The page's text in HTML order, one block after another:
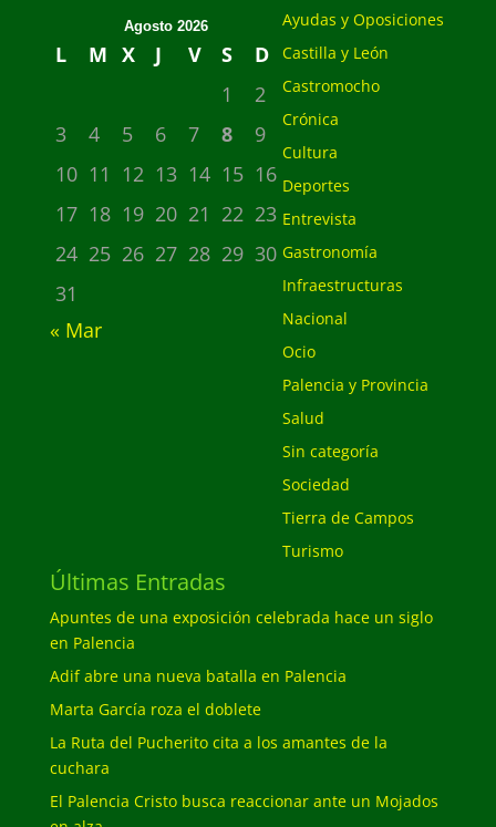
Agosto 2026
L M X J V S
D
1
2
3
4 5 6 7 8
9
10 11 12 13 14 15 16
17 18 19 20 21 22 23
24 25 26 27 28 29 30
31
« Mar
Ayudas y Oposiciones
Castilla y León
Castromocho
Crónica
Cultura
Deportes
Entrevista
Gastronomía
Infraestructuras
Nacional
Ocio
Palencia y Provincia
Salud
Sin categoría
Sociedad
Tierra de Campos
Turismo
Últimas Entradas
Apuntes de una exposición celebrada hace un siglo
en Palencia
Adif abre una nueva batalla en Palencia
Marta García roza el doblete
La Ruta del Pucherito cita a los amantes de la
cuchara
El Palencia Cristo busca reaccionar ante un Mojados